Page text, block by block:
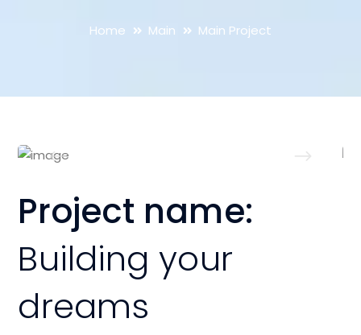
Home Main Main Project
Project name:
Building your
dreams